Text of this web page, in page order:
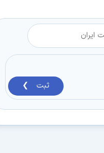
ثبت ❯